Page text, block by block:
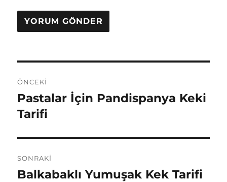
gezinmesi
ÖNCEKI
Önceki
yazı:
Pastalar İçin Pandispanya Keki
Tarifi
SONRAKI
Sonraki
Balkabaklı Yumuşak Kek Tarifi